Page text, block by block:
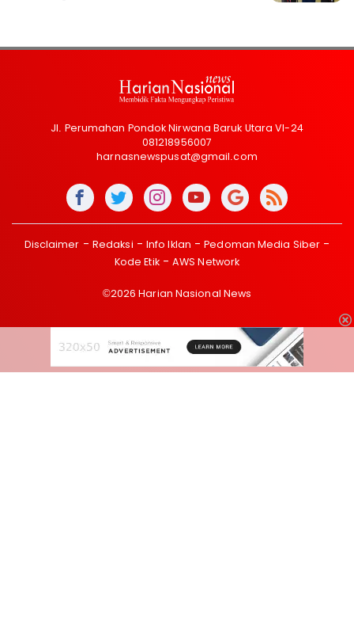
Jl. Perumahan Pondok Nirwana Baruk Utara VI-24
081218956007
harnasnewspusat@gmail.com
Disclaimer Redaksi Info Iklan
Pedoman Media Siber
Kode Etik
AWS Network
©2026 Harian Nasional News